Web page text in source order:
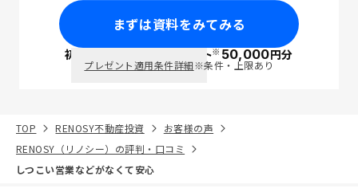
まずは資料をみてみる
初回面談で ポイント※50,000円分
プレゼント適用条件詳細※条件・上限あり
TOP RENOSY不動産投資
お客様の声
RENOSY（リノシー）の評判・口コミ
しつこい営業などがなくて安心